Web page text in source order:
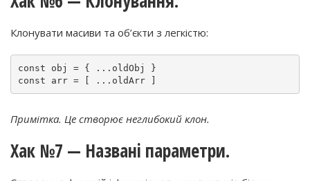
Клонувати масиви та об’єкти з легкістю:
const obj = { ...oldObj }
const arr = [ ...oldArr ]
Примітка. Це створює неглибокий клон.
Хак №7 — Названі параметри.